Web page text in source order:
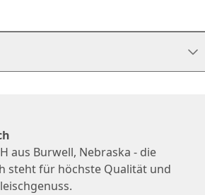
aus Burwell, Nebraska - die
steht für höchste Qualität und